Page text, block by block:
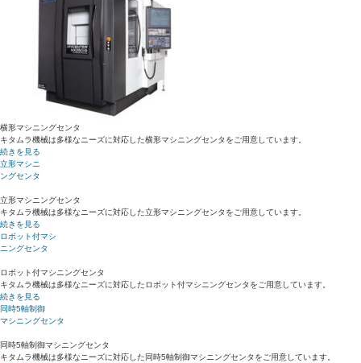
横形マシニングセンタ
キタムラ機械は多様なニーズに対応した横形マシニングセンタをご用意しています。
続きを見る
立形マシニ
ングセンタ
立形マシニングセンタ
キタムラ機械は多様なニーズに対応した立形マシニングセンタをご用意しています。
続きを見る
ロボット付マシ
ニングセンタ
ロボット付マシニングセンタ
キタムラ機械は多様なニーズに対応したロボット付マシニングセンタをご用意しています。
続きを見る
同時5軸制御
マシニングセンタ
同時5軸制御マシニングセンタ
キタムラ機械は多様なニーズに対応した同時5軸制御マシニングセンタをご用意しています。